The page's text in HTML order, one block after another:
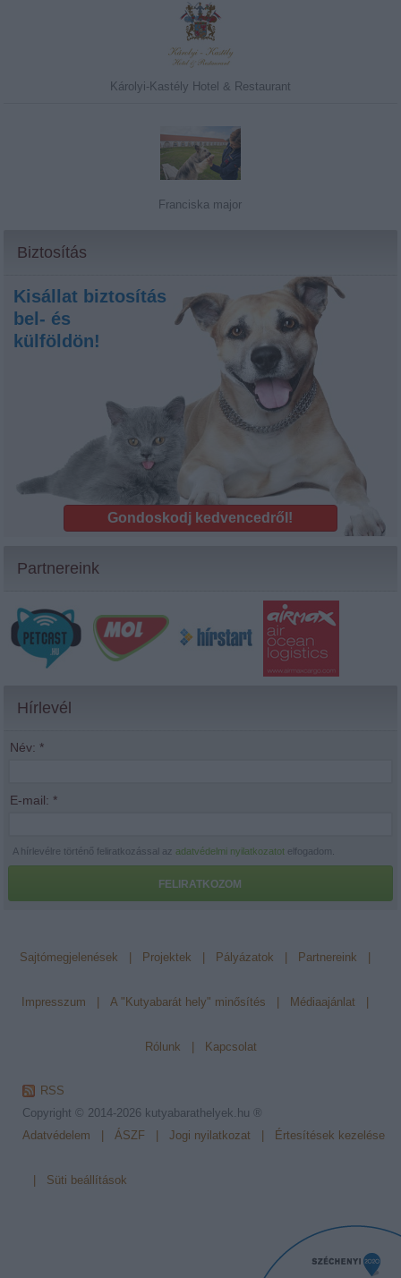
Károlyi-Kastély Hotel & Restaurant
Franciska major
Biztosítás
Kisállat biztosítás
bel- és
külföldön!
Gondoskodj kedvencedről!
Partnereink
Hírlevél
Név: *
E-mail: *
A hírlevélre történő feliratkozással azadatvédelmi nyilatkozatot elfogadom.
FELIRATKOZOM
Sajtómegjelenések Projektek Pályázatok Partnereink
Impresszum A "Kutyabarát hely" minősítés Médiaajánlat
Rólunk Kapcsolat
RSS
Copyright © 2014-2026 kutyabarathelyek.hu ®
Adatvédelem
ÁSZF Jogi nyilatkozat Értesítések kezelése
Süti beállítások